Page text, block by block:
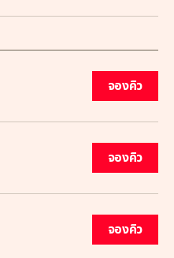
จองคิว
จองคิว
จองคิว